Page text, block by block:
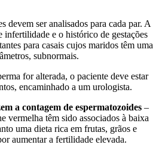
devem ser analisados ​​para cada par. A
infertilidade e o histórico de gestações
para casais cujos maridos têm uma
subnormais.
for alterada, o paciente deve estar
encaminhado a um urologista.
a contagem de espermatozoides –
vermelha têm sido associados à baixa
uma dieta rica em frutas, grãos e
aumentar a fertilidade elevada.